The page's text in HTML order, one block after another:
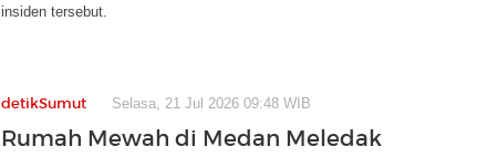
insiden tersebut.
detikSumut Selasa, 21 Jul 2026 09:48 WIB
Rumah Mewah di Medan Meledak